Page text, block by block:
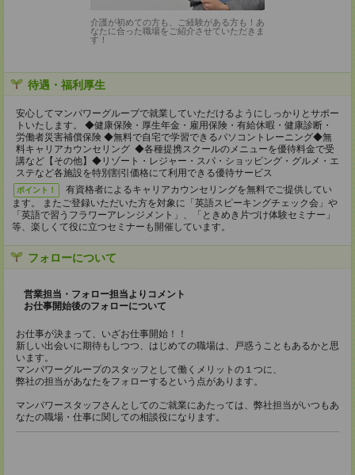
介護が初めての方も、ご経験がある方も！あ
なたに合った職場をご紹介させていただきま
す！
待遇・福利厚生
安心してマンパワーグループで就業していただけるようにしっかりとサポー
トいたします。 ◆健康保険・厚生年金・雇用保険・有給休暇・健康診断・
労働者災害補償保険 ◆無料で自宅で学習できるパソコントレーニング◆無
料キャリアカウンセリング ◆各種提携スクールのメニューを優待料金で受
講など【その他】◆リゾート・レジャー・スパ・ショッピング・グルメ・エ
ステなど各施設を特別割引価格にて利用できる優待サービス
ポイント！
有資格者によるキャリアカウンセリングを無料でご提供してい
ます。 またご登録いただいた方を対象に「英語スピーキングチェック会」や
「英語で習うフラワーアレンジメント」、「ときめき片づけ体験セミナー」
等、楽しくて役に立つセミナーも開催しています。
フォローについて
営業担当・フォロー担当よりコメント
お仕事開始後のフォローについて
お仕事が決まって、いざお仕事開始！！
新しい出会いに期待もしつつ、はじめての職場は、戸惑うこともあるかと思
います。
マンパワーグループのスタッフとして働くメリットの１つに、
弊社の担当があなたをフォローするという点があります。
マンパワースタッフさんとしてのご就業にあたっては、弊社担当がいつもあ
なたの職場・仕事に関しての相談役になります。